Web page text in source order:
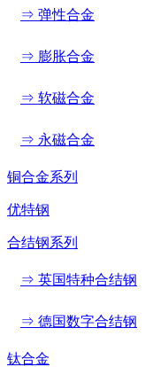
⇒ 弹性合金
⇒ 膨胀合金
⇒ 软磁合金
⇒ 永磁合金
铜合金系列
优特钢
合结钢系列
⇒ 英国特种合结钢
⇒ 德国数字合结钢
钛合金